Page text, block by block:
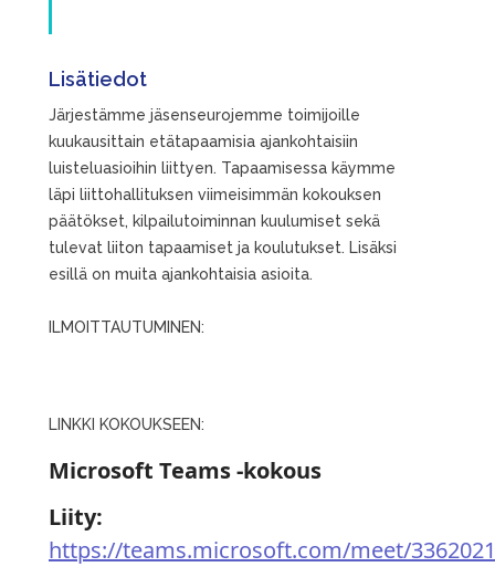
Lisätiedot
Järjestämme jäsenseurojemme toimijoille
kuukausittain etätapaamisia ajankohtaisiin
luisteluasioihin liittyen. Tapaamisessa käymme
läpi liittohallituksen viimeisimmän kokouksen
päätökset, kilpailutoiminnan kuulumiset sekä
tulevat liiton tapaamiset ja koulutukset. Lisäksi
esillä on muita ajankohtaisia asioita.
ILMOITTAUTUMINEN:
LINKKI KOKOUKSEEN:
Microsoft Teams -kokous
Liity:
https://teams.microsoft.com/meet/